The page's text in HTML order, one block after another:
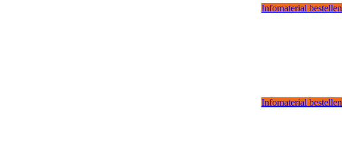
Infomaterial bestellen
Infomaterial bestellen